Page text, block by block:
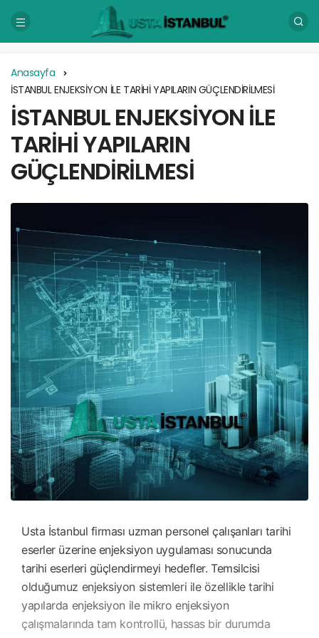
Anasayfa
İSTANBUL ENJEKSİYON İLE TARİHİ YAPILARIN GÜÇLENDİRİLMESİ
İSTANBUL ENJEKSİYON İLE
TARİHİ YAPILARIN
GÜÇLENDİRİLMESİ
Usta İstanbul firması uzman personel çalışanları tarihi
eserler üzerine enjeksiyon uygulaması sonucunda
tarihi eserleri güçlendirmeyi hedefler. Temsilcisi
olduğumuz enjeksiyon sistemleri ile özellikle tarihi
yapılarda enjeksiyon ile mikro enjeksiyon
çalışmalarında tam kontrollü, hassas bir durumda